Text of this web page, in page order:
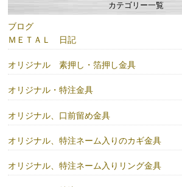
カテゴリー一覧
ブログ
ＭＥＴＡＬ 日記
オリジナル 素押し・箔押し金具
オリジナル・特注金具
オリジナル、口前留め金具
オリジナル、特注ネーム入りのカギ金具
オリジナル、特注ネーム入りリング金具